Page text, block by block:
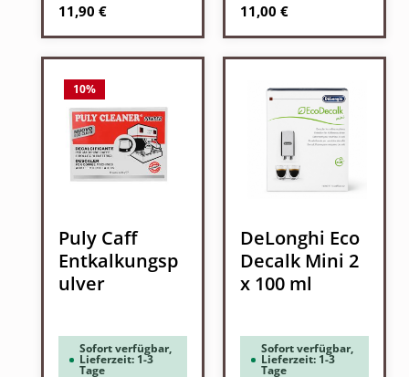
Regulärer Preis:
11,90 € Regulärer Preis:
11,00 €
10%
Puly Caff
Entkalkungsp
ulver
Sofort verfügbar,
Lieferzeit: 1-3
Tage
DeLonghi Eco
Decalk Mini 2
x 100 ml
Sofort verfügbar,
Lieferzeit: 1-3
Tage